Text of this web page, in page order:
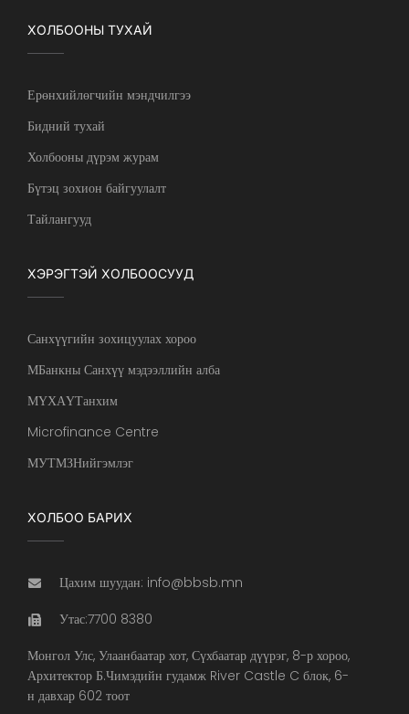
ХОЛБООНЫ ТУХАЙ
Ерөнхийлөгчийн мэндчилгээ
Бидний тухай
Холбооны дүрэм журам
Бүтэц зохион байгуулалт
Тайлангууд
ХЭРЭГТЭЙ ХОЛБООСУУД
Санхүүгийн зохицуулах хороо
МБанкны Санхүү мэдээллийн алба
МҮХАҮТанхим
Microfinance Centre
МУТМЗНийгэмлэг
ХОЛБОО БАРИХ
Цахим шуудан: info@bbsb.mn
Утас:7700 8380
Монгол Улс, Улаанбаатар хот, Сүхбаатар дүүрэг, 8-р хороо,
Архитектор Б.Чимэдийн гудамж River Castle C блок, 6-
н давхар 602 тоот